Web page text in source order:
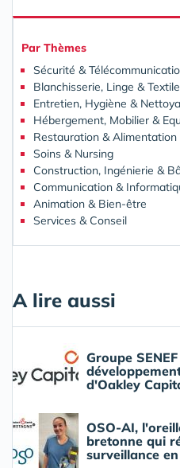
Par Thèmes
Sécurité &
Blanchisserie, Linge & Textile
Entretien, Hygiène &
Hébergement, Mobilier &
Restauration & Alimentation
Soins & Nursing
Construction, Ingénierie &
Communication &
Animation & Bien-être
Services & Conseil
A lire aussi
Groupe
d'Oakley
OSO-AI,
bretonne qui
surveillance